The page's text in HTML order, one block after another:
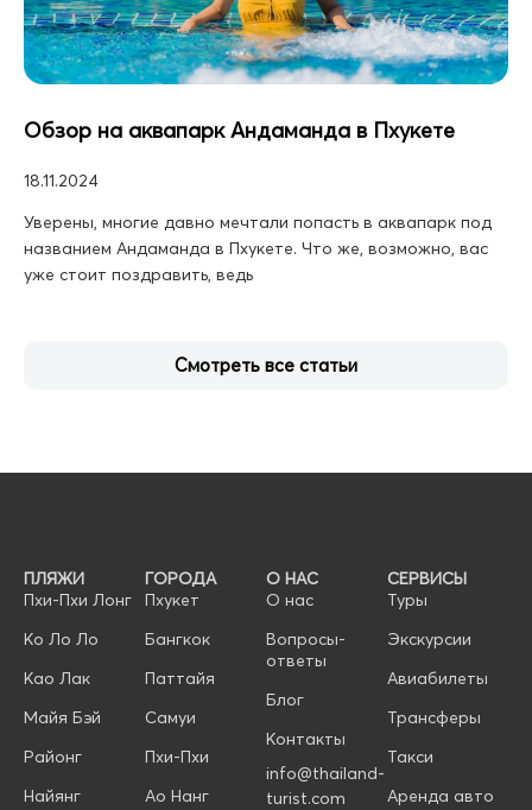
Обзор на аквапарк Андаманда в Пхукете
18.11.2024
Уверены, многие давно мечтали попасть в аквапарк под
названием Андаманда в Пхукете. Что же, возможно, вас
уже стоит поздравить, ведь
Смотреть все статьи
ПЛЯЖИ
Пхи-Пхи Лонг
Ко Ло Ло
Као Лак
Майя Бэй
Районг
Найянг
ГОРОДА
Пхукет
Бангкок
Паттайя
Самуи
Пхи-Пхи
Ао Нанг
О НАС
О нас
Вопросы-
ответы
Блог
Контакты
info@thailand-
turist.com
СЕРВИСЫ
Туры
Экскурсии
Авиабилеты
Трансферы
Такси
Аренда авто